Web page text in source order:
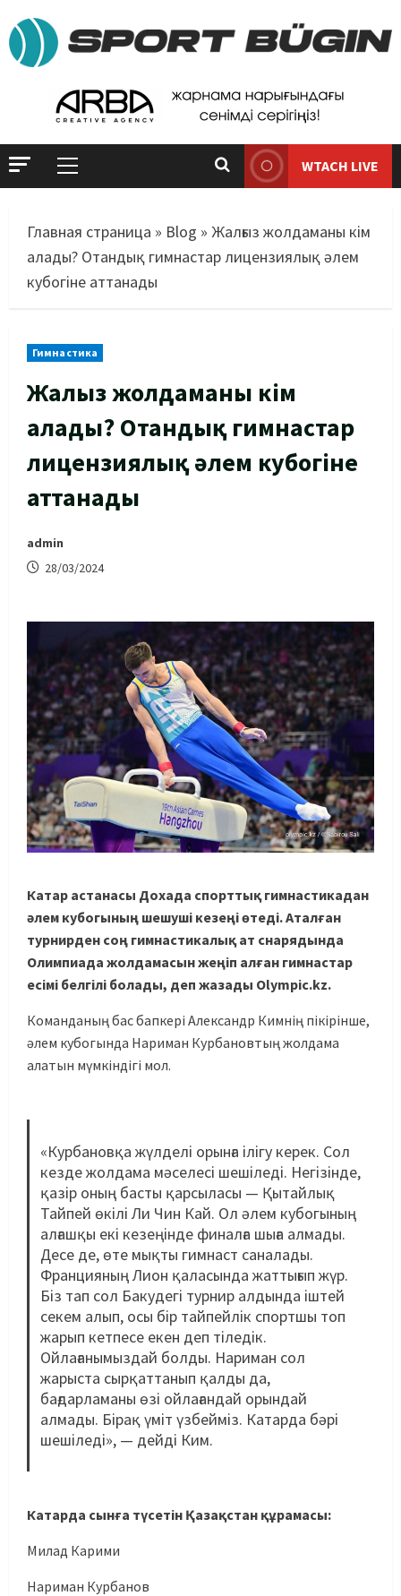
WTACH LIVE
Главная страница » Blog » Жалғыз жолдаманы кім
алады? Отандық гимнастар лицензиялық әлем
кубогіне аттанады
Гимнастика
Жалғыз жолдаманы кім
алады? Отандық гимнастар
лицензиялық әлем кубогіне
аттанады
admin
28/03/2024
Катар астанасы Дохада спорттық гимнастикадан
әлем кубогының шешуші кезеңі өтеді. Аталған
турнирден соң гимнастикалық ат снарядында
Олимпиада жолдамасын жеңіп алған гимнастар
есімі белгілі болады, деп жазады Olympic.kz.
Команданың бас бапкері Александр Кимнің пікірінше,
әлем кубогында Нариман Курбановтың жолдама
алатын мүмкіндігі мол.
«Курбановқа жүлделі орынға ілігу керек. Сол
кезде жолдама мәселесі шешіледі. Негізінде,
қазір оның басты қарсыласы — Қытайлық
Тайпей өкілі Ли Чин Кай. Ол әлем кубогының
алғашқы екі кезеңінде финалға шыға алмады.
Десе де, өте мықты гимнаст саналады.
Францияның Лион қаласында жаттығып жүр.
Біз тап сол Бакудегі турнир алдында іштей
секем алып, осы бір тайпейлік спортшы топ
жарып кетпесе екен деп тіледік.
Ойлағанымыздай болды. Нариман сол
жарыста сырқаттанып қалды да,
бағдарламаны өзі ойлағандай орындай
алмады. Бірақ үміт үзбейміз. Катарда бәрі
шешіледі», — дейді Ким.
Катарда сынға түсетін Қазақстан құрамасы:
Милад Карими
Нариман Курбанов